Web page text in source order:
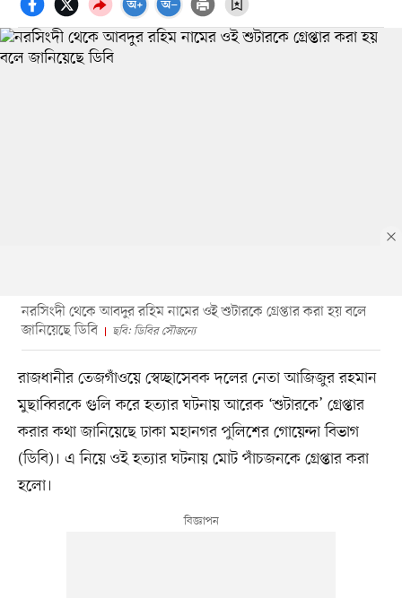
নরসিংদী থেকে আবদুর রহিম নামের ওই শুটারকে গ্রেপ্তার করা হয় বলে
জানিয়েছে ডিবি
ছবি: ডিবির সৌজন্যে
রাজধানীর তেজগাঁওয়ে স্বেচ্ছাসেবক দলের নেতা আজিজুর রহমান
মুছাব্বিরকে গুলি করে হত্যার ঘটনায় আরেক ‘শুটারকে’ গ্রেপ্তার
করার কথা জানিয়েছে ঢাকা মহানগর পুলিশের গোয়েন্দা বিভাগ
(ডিবি)। এ নিয়ে ওই হত্যার ঘটনায় মোট পাঁচজনকে গ্রেপ্তার করা
হলো।